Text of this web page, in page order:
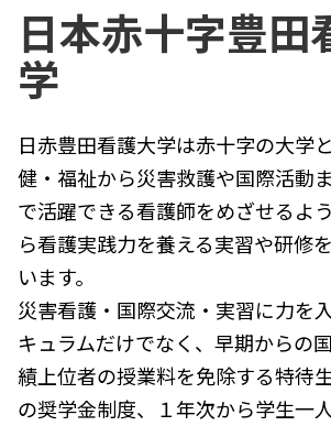
日本赤十字豊田
学
日赤豊田看護大学は赤十字の大学
健・福祉から災害救護や国際活動
で活躍できる看護師をめざせるよ
ら看護実践力を養える実習や研修
います。
災害看護・国際交流・実習に力を
キュラムだけでなく、早期からの
績上位者の授業料を免除する特待
の奨学金制度、１年次から学生一